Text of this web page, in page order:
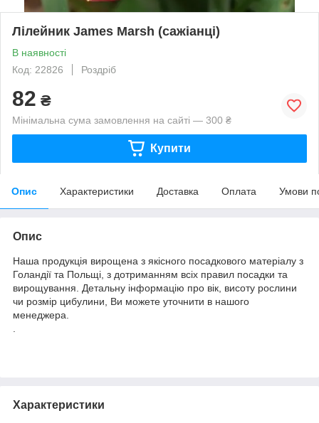
Лілейник James Marsh (сажіанці)
В наявності
Код: 22826
Роздріб
82 ₴
Мінімальна сума замовлення на сайті — 300 ₴
Купити
Опис Характеристики Доставка Оплата Умови
Опис
Наша продукція вирощена з якісного посадкового матеріалу з
Голандії та Польщі, з дотриманням всіх правил посадки та
вирощування. Детальну інформацію про вік, висоту рослини
чи розмір цибулини, Ви можете уточнити в нашого
менеджера.
Характеристики